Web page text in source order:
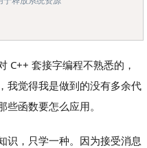
C++ 套接字编程不熟悉的，
我觉得我是做到的没有多余代
函数要怎么应用。
识，只学一种。因为接受消息